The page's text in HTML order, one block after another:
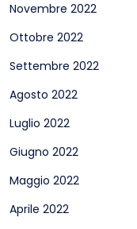
Novembre 2022
Ottobre 2022
Settembre 2022
Agosto 2022
Luglio 2022
Giugno 2022
Maggio 2022
Aprile 2022